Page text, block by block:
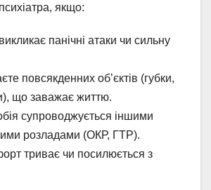
якщо:
панічні атаки чи сильну
повсякденних об’єктів (губки,
що заважає життю.
супроводжується іншими
розладами (ОКР, ГТР).
триває чи посилюється з